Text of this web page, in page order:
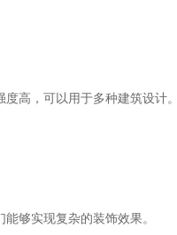
高，可以用于多种建筑设计
够实现复杂的装饰效果。